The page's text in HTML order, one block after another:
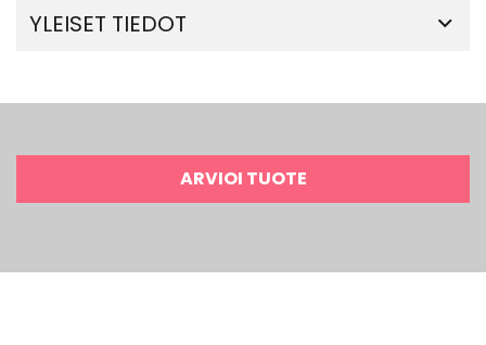
YLEISET TIEDOT
ARVIOI TUOTE